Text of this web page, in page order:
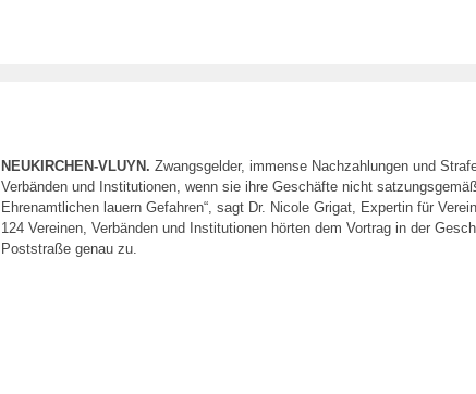
NEUKIRCHEN-VLUYN. Zwangsgelder, immense Nachzahlungen und
Verbänden und Institutionen, wenn sie ihre Geschäfte nicht
Ehrenamtlichen lauern Gefahren“, sagt Dr. Nicole Grigat, Expertin für
124 Vereinen, Verbänden und Institutionen hörten dem Vortrag in der
Poststraße genau zu.